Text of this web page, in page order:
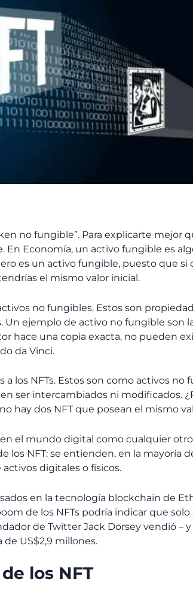
no fungible”. Para explicarte mejor
En Economía, un activo fungible es
es un activo fungible, puesto que si
el mismo valor inicial.
no fungibles. Estos son
ejemplo de activo no fungible son
hace una copia exacta, no pueden
da Vinci.
a los NFTs. Estos son como activos no
ser intercambiados ni modificados.
hay dos NFT que posean el mismo
el mundo digital como cualquier
los NFT: se entienden, en la mayoría
digitales o físicos.
en la tecnología blockchain de
de los NFTs podría indicar que
de Twitter Jack Dorsey vendió –
US$2,9 millones.
los NFT